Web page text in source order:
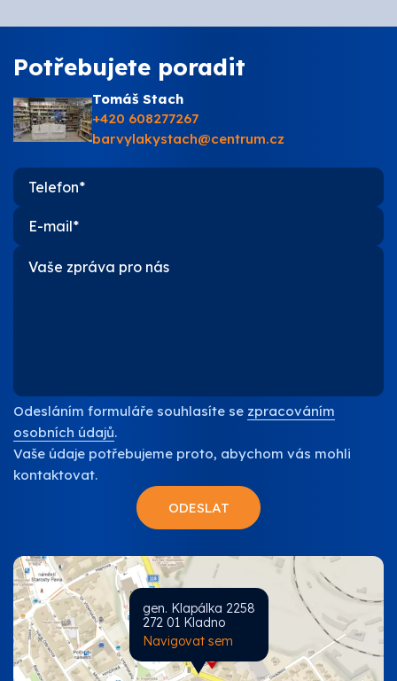
Potřebujete poradit
Tomáš Stach
+420 608277267
barvylakystach@centrum.cz
Odesláním formuláře souhlasíte se zpracováním
osobních údajů.
Vaše údaje potřebujeme proto, abychom vás mohli
kontaktovat.
gen. Klapálka 2258
272 01 Kladno
Navigovat sem